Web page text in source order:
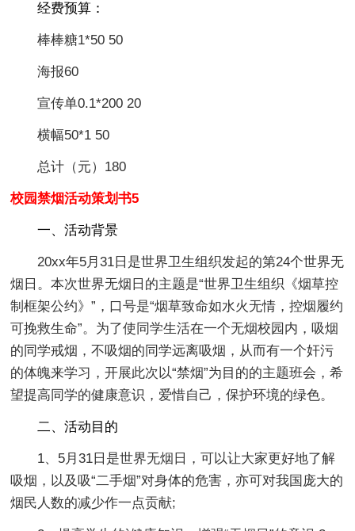
经费预算：
棒棒糖1*50 50
海报60
宣传单0.1*200 20
横幅50*1 50
总计（元）180
校园禁烟活动策划书5
一、活动背景
20xx年5月31日是世界卫生组织发起的第24个世界无
烟日。本次世界无烟日的主题是“世界卫生组织《烟草控
制框架公约》”，口号是“烟草致命如水火无情，控烟履约
可挽救生命”。为了使同学生活在一个无烟校园内，吸烟
的同学戒烟，不吸烟的同学远离吸烟，从而有一个奸污
的体魄来学习，开展此次以“禁烟”为目的的主题班会，希
望提高同学的健康意识，爱惜自己，保护环境的绿色。
二、活动目的
1、5月31日是世界无烟日，可以让大家更好地了解
吸烟，以及吸“二手烟”对身体的危害，亦可对我国庞大的
烟民人数的减少作一点贡献;